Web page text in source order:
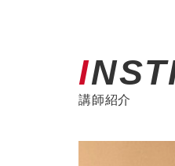
講師紹介